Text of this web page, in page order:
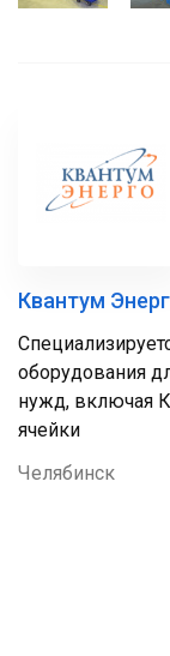
Квантум
оборудования
нужд, включая
ячейки
Челябинск